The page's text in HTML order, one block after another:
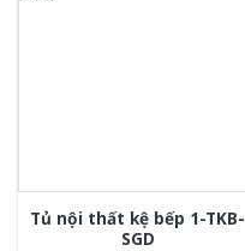
Tủ nội thất kệ bếp 1-TKB-
SGD